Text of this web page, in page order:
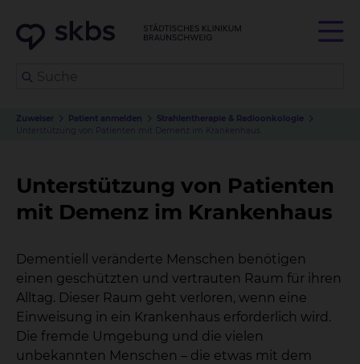
Zuweiser Patient anmelden
Strahlentherapie & Radioonkologie
Unterstützung von Patienten mit Demenz im Krankenhaus
Unterstützung von Patienten
mit Demenz im Krankenhaus
Dementiell veränderte Menschen benötigen
einen geschützten und vertrauten Raum für ihren
Alltag. Dieser Raum geht verloren, wenn eine
Einweisung in ein Krankenhaus erforderlich wird.
Die fremde Umgebung und die vielen
unbekannten Menschen – die etwas mit dem